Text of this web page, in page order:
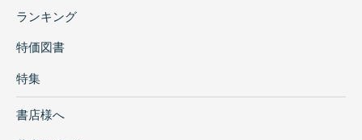
ランキング
特価図書
特集
書店様へ